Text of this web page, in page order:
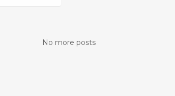
No more posts